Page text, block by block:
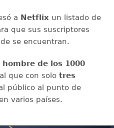
a Netflix un listado de
que sus suscriptores
se encuentran.
hombre de los 1000
que con solo tres
público al punto de
varios países.